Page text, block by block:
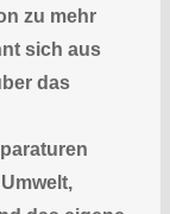
zu mehr
sich aus
das